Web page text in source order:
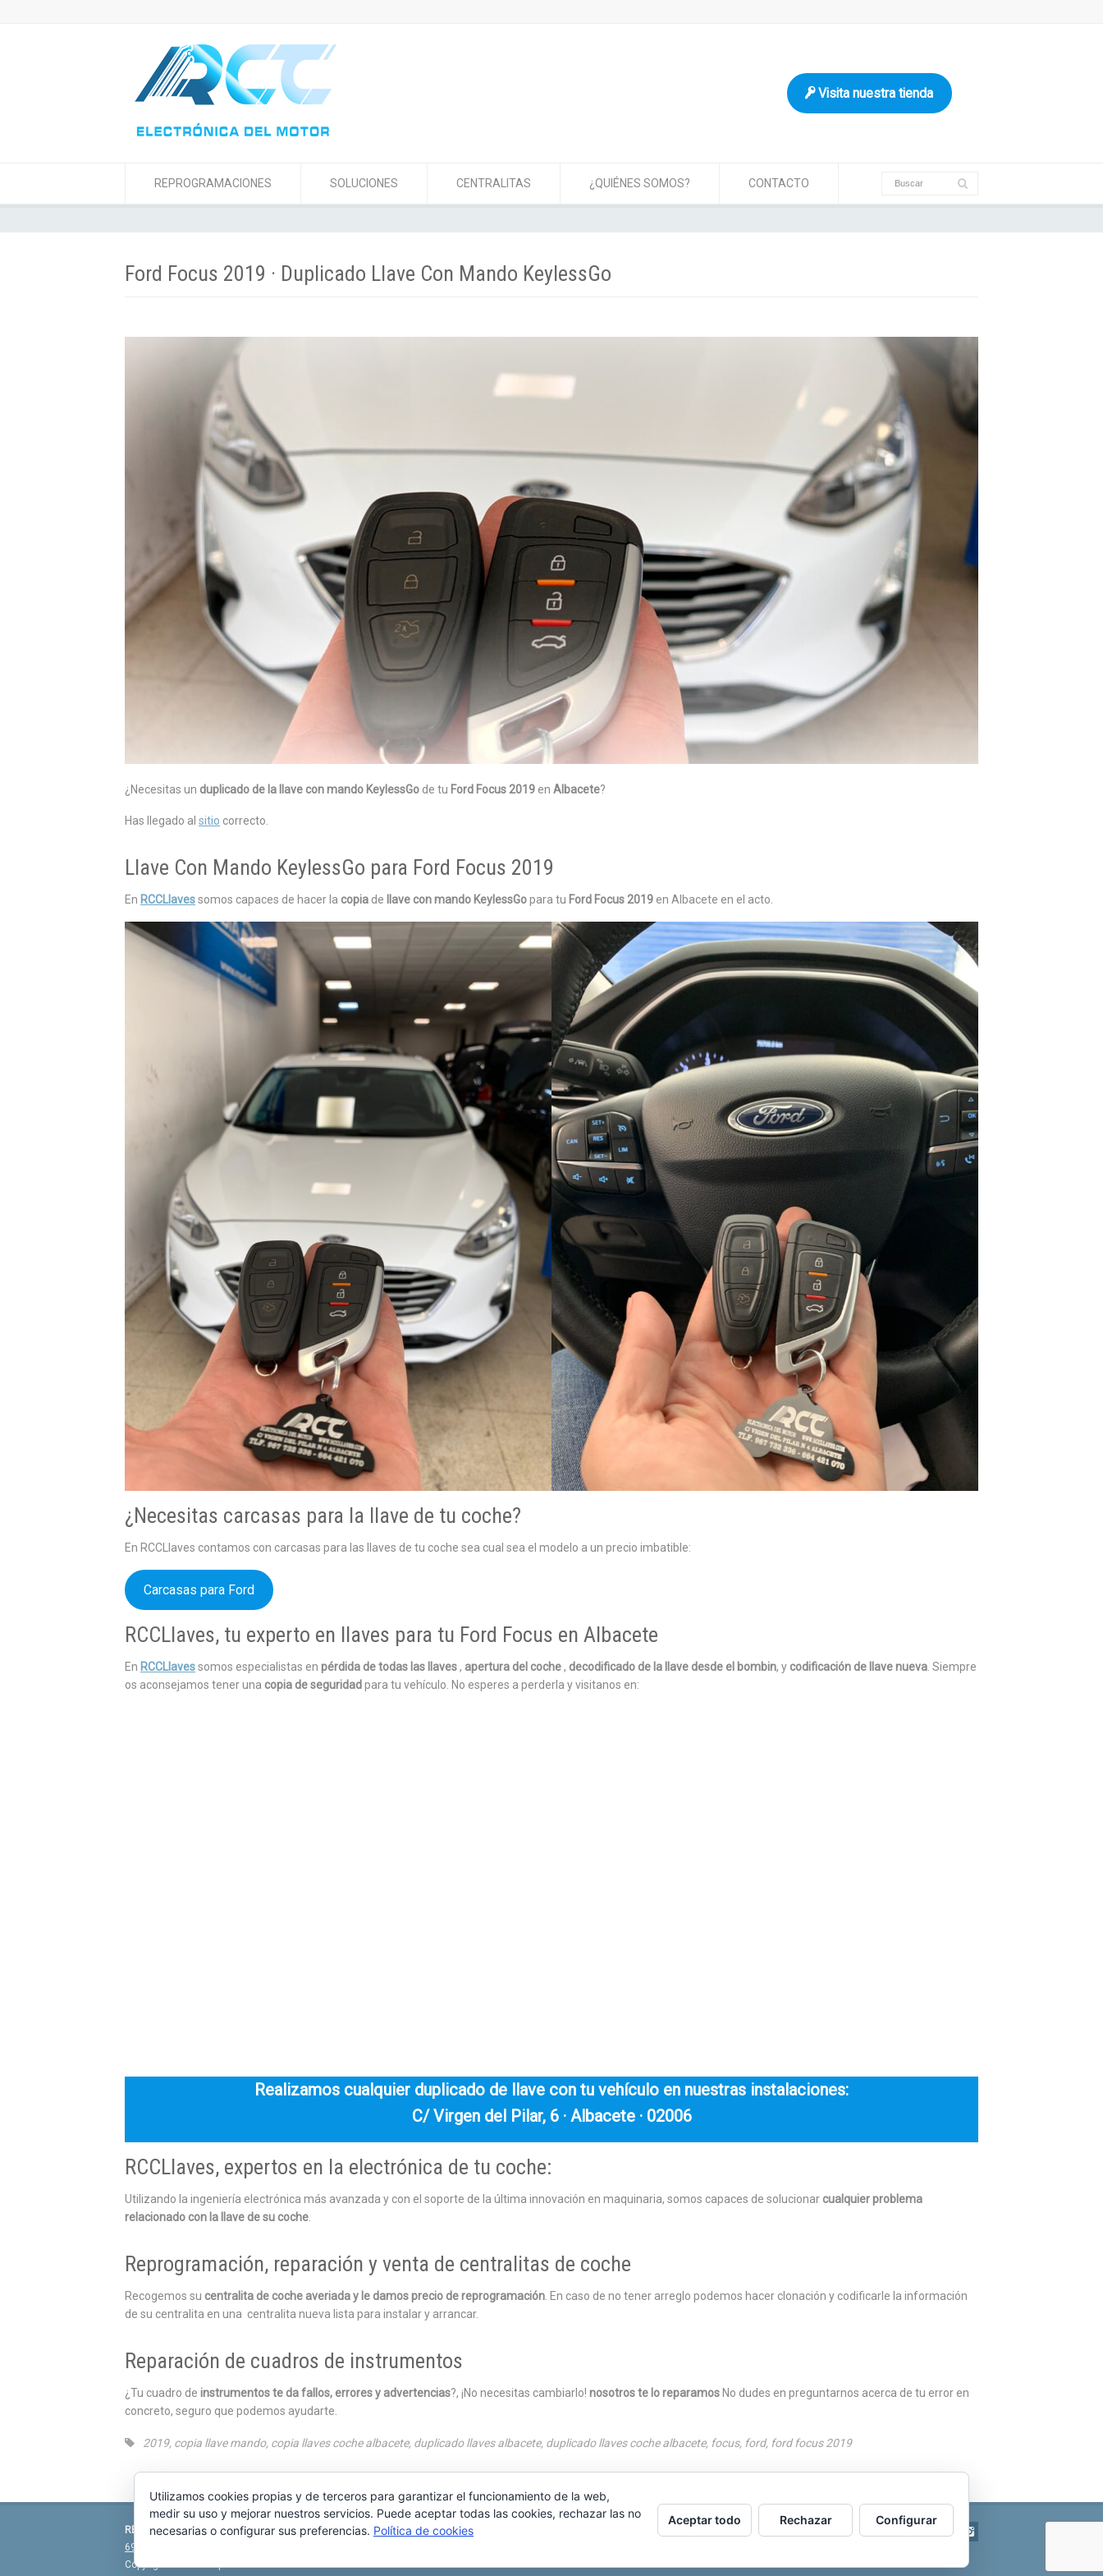
Visita nuestra tienda
REPROGRAMACIONES SOLUCIONES CENTRALITAS ¿QUIÉNES SOMOS? CONTACTO
Ford Focus 2019 · Duplicado Llave Con Mando KeylessGo
¿Necesitas un duplicado de la llave con mando KeylessGo de tu Ford Focus 2019 en Albacete?
Has llegado al sitio correcto.
Llave Con Mando KeylessGo para Ford Focus 2019
En RCCLlavessomos capaces de hacer la copia de llave con mando KeylessGopara tu Ford Focus 2019 en Albacete en el acto.
¿Necesitas carcasas para la llave de tu coche?
En RCCLlaves contamos con carcasas para las llaves de tu coche sea cual sea el modelo a un precio imbatible:
Carcasas para Ford
RCCLlaves, tu experto en llaves para tu Ford Focus en Albacete
En RCCLlavessomos especialistas en pérdida de todas las llaves, apertura del coche, decodificado de la llave desde el bombin, y codificación de llave nueva. Siempre
os aconsejamos tener una copia de seguridadpara tu vehículo. No esperes a perderla y visitanos en:
Realizamos cualquier duplicado de llave con tu vehículo en nuestras instalaciones:
C/ Virgen del Pilar, 6 · Albacete · 02006
RCCLlaves, expertos en la electrónica de tu coche:
Utilizando la ingeniería electrónica más avanzada y con el soporte de la última innovación en maquinaria, somos capaces de solucionar cualquier problema
relacionado con la llave de su coche.
Reprogramación, reparación y venta de centralitas de coche
Recogemos su centralita de coche averiada y le damos precio de reprogramación. En caso de no tener arreglo podemos hacer clonación y codificarle la información
de su centralita en una centralita nueva lista para instalar y arrancar.
Reparación de cuadros de instrumentos
¿Tu cuadro de instrumentos te da fallos, errores y advertencias?, ¡No necesitas cambiarlo! nosotros te lo reparamos No dudes en preguntarnos acerca de tu error en
concreto, seguro que podemos ayudarte.
2019, copia llave mando, copia llaves coche albacete, duplicado llaves albacete, duplicado llaves coche albacete, focus, ford, ford focus 2019
REPARACIÓN CENTRALITA DE COCHE
C/ Virgen del pilar, 6 , Albacete 02006
696 340 889
Copyright © 2025 Reparación Centralita De Coche
Utilizamos cookies propias y de terceros para garantizar el funcionamiento de la web,
medir su uso y mejorar nuestros servicios. Puede aceptar todas las cookies, rechazar las no
necesarias o configurar sus preferencias. Política de cookies
Aceptar todo Rechazar Configurar